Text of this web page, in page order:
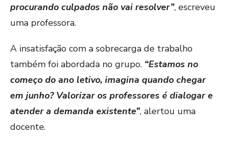
procurando culpados não vai resolver”, escreveu
uma professora.
A insatisfação com a sobrecarga de trabalho
também foi abordada no grupo. “Estamos no
começo do ano letivo, imagina quando chegar
em junho? Valorizar os professores é dialogar e
atender a demanda existente”, alertou uma
docente.